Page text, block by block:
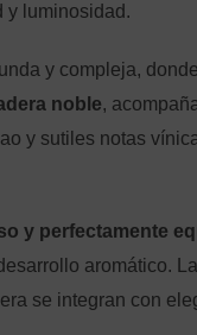
y luminosidad.
y compleja,
noble,
y sutiles notas
y perfectamente
aromático.
se integran con